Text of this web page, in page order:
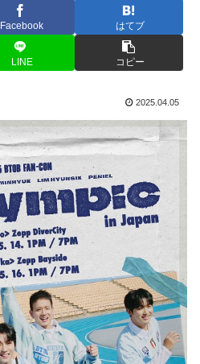
Facebook はてブ
LINE コピー
2025.04.05